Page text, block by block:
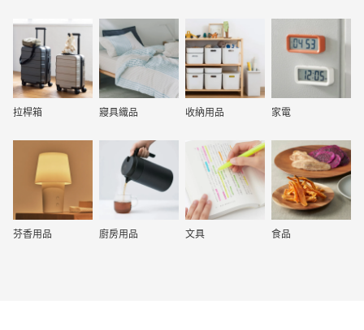
拉桿箱 寢具織品 收納用品 家電
芬香用品 廚房用品 文具 食品